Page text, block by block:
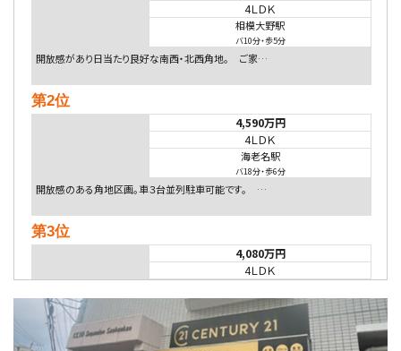
4ＬＤＫ
相模大野駅
バ10分・歩5分
開放感があり日当たり良好な南西・北西角地。 ご家…
第2位
4,590万円
4ＬＤＫ
海老名駅
バ18分・歩6分
開放感のある角地区画。車３台並列駐車可能です。 …
第3位
4,080万円
4ＬＤＫ
歩17分
南側道路に面しており日当たり良好。 キッチンから…